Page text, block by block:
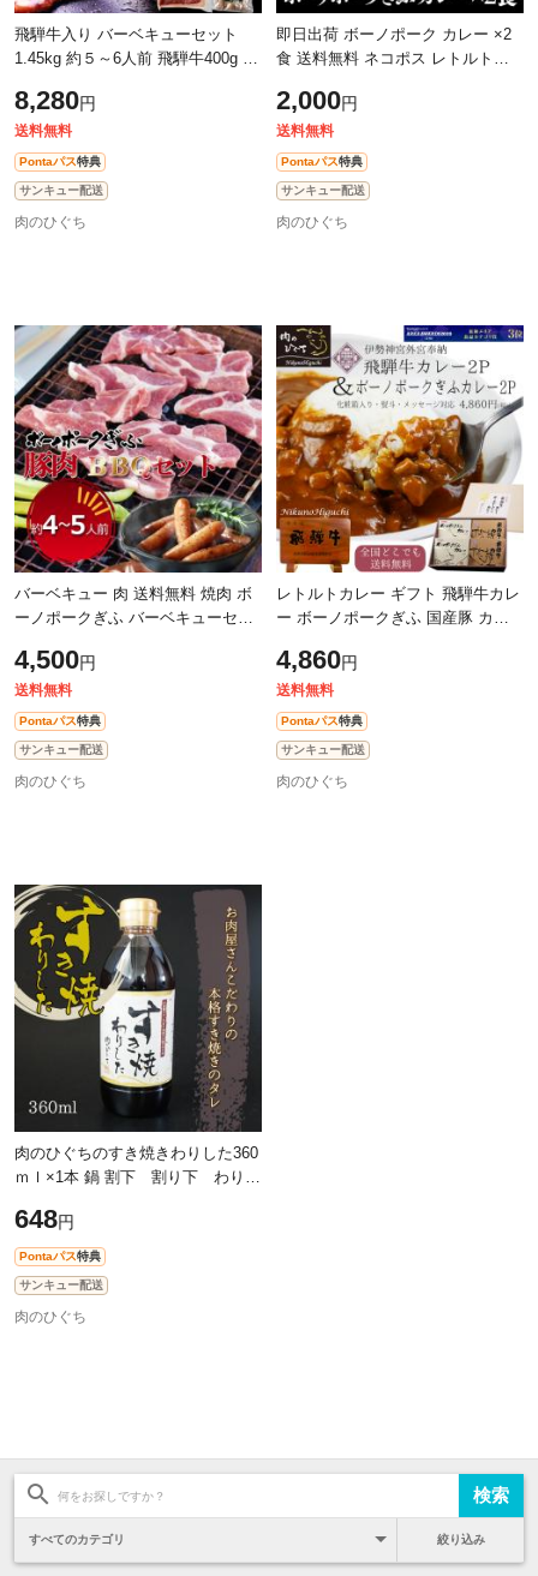
飛騨牛入り バーベキューセット
1.45kg 約５～6人前 飛騨牛400g 国
タン芯200g あらびきポークウイン
ナ
8,280円
送料無料
Pontaパス特典
サンキュー配送
肉のひぐち
即日出荷 ボーノポーク カレー ×2
食 送料無料 ネコポス レトルトカ
クぎふ 国産豚カレー 化粧箱入 プ
2,000円
送料無料
Pontaパス特典
サンキュー配送
肉のひぐち
バーベキュー 肉 送料無料 焼肉 ボ
ーノポークぎふ バーベキューセッ
4,500円
送料無料
Pontaパス特典
サンキュー配送
肉のひぐち
レトルトカレー ギフト 飛騨牛カレ
ー ボーノポークぎふ 国産豚 カレ
牛 牛肉 ブランド豚 贈答品 進
4,860円
送料無料
Pontaパス特典
サンキュー配送
肉のひぐち
肉のひぐちのすき焼きわりした360
ｍｌ×1本 鍋 割下 割り下 わり
648円
Pontaパス特典
サンキュー配送
肉のひぐち
絞り込み